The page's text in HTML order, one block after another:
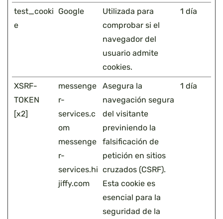
test_cooki
e
Google
Utilizada para
comprobar si el
navegador del
usuario admite
cookies.
1 día
XSRF-
TOKEN
[x2]
messenge
r-
services.c
om
messenge
r-
services.hi
jiffy.com
Asegura la
navegación segura
del visitante
previniendo la
falsificación de
petición en sitios
cruzados (CSRF).
Esta cookie es
esencial para la
seguridad de la
1 día